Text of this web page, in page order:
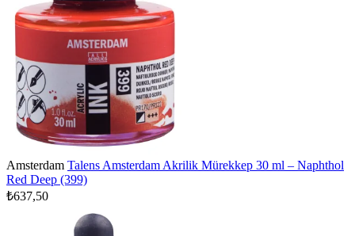
Amsterdam Talens Amsterdam Akrilik Mürekkep 30 ml – Naphthol
Red Deep (399)
₺637,50